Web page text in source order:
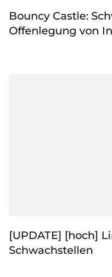
Bouncy Castle:
Offenlegung von
[UPDATE] [hoch]
Schwachstellen